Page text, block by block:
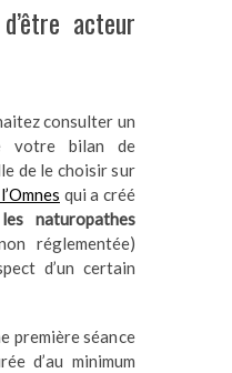
acteur
consulter un
votre bilan de
de le choisir sur
qui a créé
naturopathes
réglementée)
d’un certain
première séance
d’au minimum